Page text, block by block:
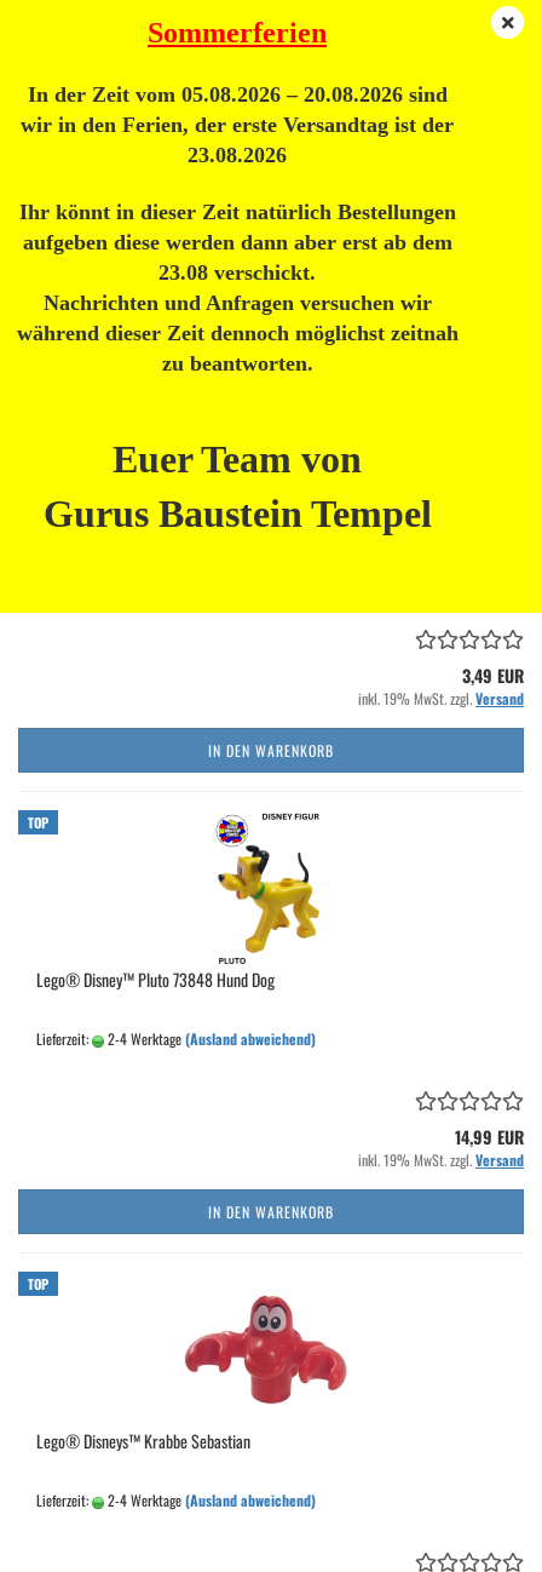
Sommerferien
In der Zeit vom 05.08.2026 – 20.08.2026 sind
wir in den Ferien, der erste Versandtag ist der
23.08.2026
Ihr könnt in dieser Zeit natürlich Bestellungen
aufgeben diese werden dann aber erst ab dem
23.08 verschickt.
Nachrichten und Anfragen versuchen wir
während dieser Zeit dennoch möglichst zeitnah
zu beantworten.
Euer Team von
Gurus Baustein Tempel
Lego® Tiere
Sortieren nach
Sortieren nach 20 pro Seite
pro Seite
»
Lego® Baby Krokodil Alligator 78532
3,49 EUR
inkl. 19% MwSt. zzgl.Versand
IN DEN WARENKORB
TOP
Lego® Disney™ Pluto 73848 Hund Dog
Lieferzeit: 2-4 Werktage(Ausland abweichend)
14,99 EUR
inkl. 19% MwSt. zzgl.Versand
IN DEN WARENKORB
TOP
Lego® Disneys™ Krabbe Sebastian
Lieferzeit: 2-4 Werktage(Ausland abweichend)